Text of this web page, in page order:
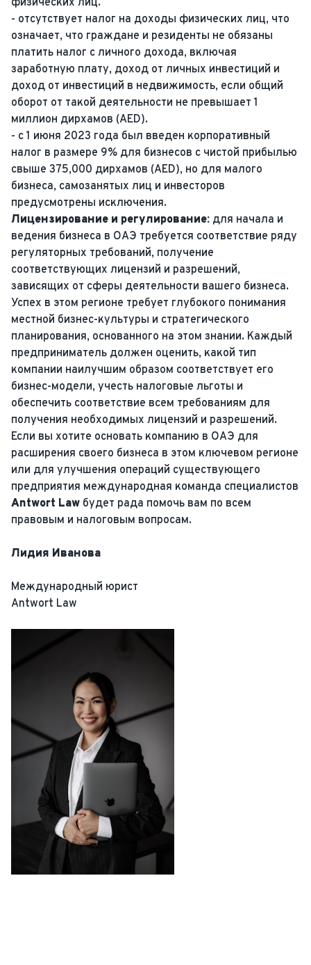
физических лиц.
- отсутствует налог на доходы физических лиц, что
означает, что граждане и резиденты не обязаны
платить налог с личного дохода, включая
заработную плату, доход от личных инвестиций и
доход от инвестиций в недвижимость, если общий
оборот от такой деятельности не превышает 1
миллион дирхамов (AED)​​.
- с 1 июня 2023 года был введен корпоративный
налог в размере 9% для бизнесов с чистой прибылью
свыше 375,000 дирхамов (AED), но для малого
бизнеса, самозанятых лиц и инвесторов
предусмотрены исключения​​.
Лицензирование и регулирование: для начала и
ведения бизнеса в ОАЭ требуется соответствие ряду
регуляторных требований, получение
соответствующих лицензий и разрешений,
зависящих от сферы деятельности вашего бизнеса.
Успех в этом регионе требует глубокого понимания
местной бизнес-культуры и стратегического
планирования, основанного на этом знании. Каждый
предприниматель должен оценить, какой тип
компании наилучшим образом соответствует его
бизнес-модели, учесть налоговые льготы и
обеспечить соответствие всем требованиям для
получения необходимых лицензий и разрешений.
Если вы хотите основать компанию в ОАЭ для
расширения своего бизнеса в этом ключевом регионе
или для улучшения операций существующего
предприятия международная команда специалистов
Antwort Law будет рада помочь вам по всем
правовым и налоговым вопросам.
Лидия Иванова
Международный юрист
Antwort Law